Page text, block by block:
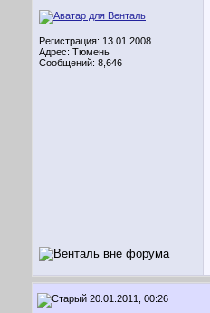
Регистрация: 13.01.2008
Адрес: Тюмень
Сообщений: 8,646
20.01.2011, 00:26